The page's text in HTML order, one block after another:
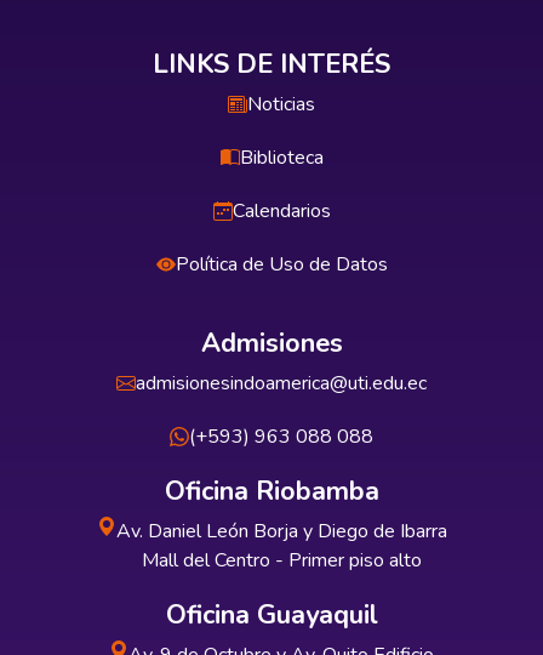
LINKS DE INTERÉS
Noticias
Biblioteca
Calendarios
Política de Uso de Datos
Admisiones
admisionesindoamerica@uti.edu.ec
(+593) 963 088 088
Oficina Riobamba
Av. Daniel León Borja y Diego de Ibarra
Mall del Centro - Primer piso alto
Oficina Guayaquil